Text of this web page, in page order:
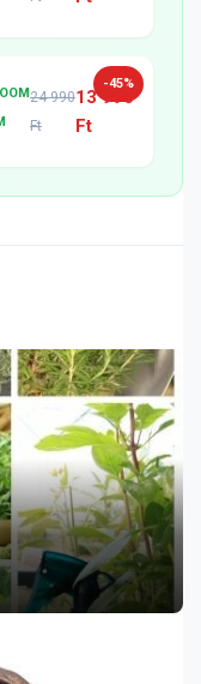
-45%
24 990
Ft
13 990
Ft